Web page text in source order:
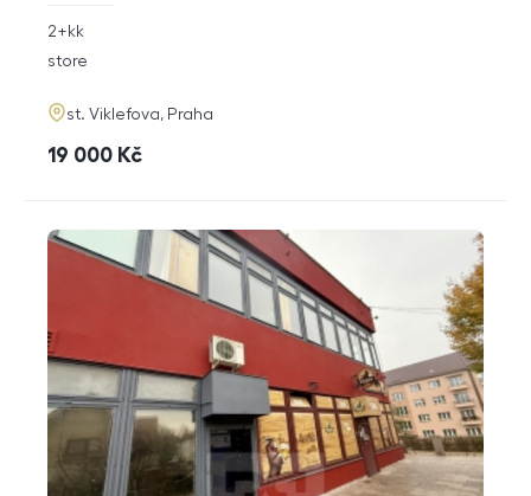
rozměry
2+kk
funkce
store
adresa
st. Viklefova, Praha
cena
19 000 Kč